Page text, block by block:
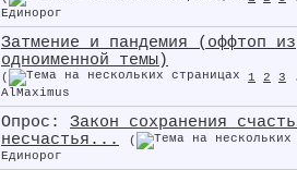
Единорог
Затмение и пандемия (оффтоп из
одноименной темы)
( 1 2 3
AlMaximus
Опрос: Закон сохранения
несчастья...
(
Единорог